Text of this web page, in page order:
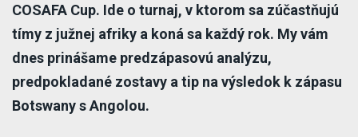
COSAFA Cup. Ide o turnaj, v ktorom sa zúčastňujú
tímy z južnej afriky a koná sa každý rok. My vám
dnes prinášame predzápasovú analýzu,
predpokladané zostavy a tip na výsledok k zápasu
Botswany s Angolou.